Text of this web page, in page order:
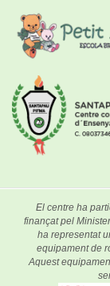
El centre ha
finançat pel
ha representat
equipament de
Aquest